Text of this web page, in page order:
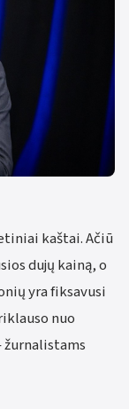
kaštai. Ačiū
dujų kainą, o
yra fiksavusi
nuo